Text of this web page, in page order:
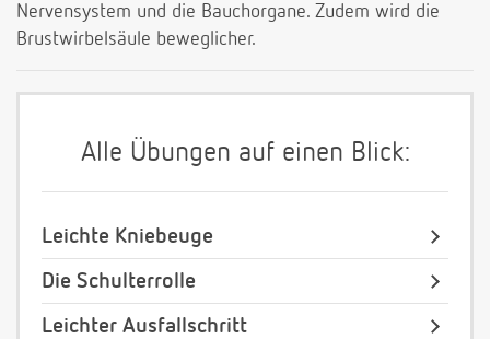
Nervensystem und die Bauchorgane. Zudem wird die
Brustwirbelsäule beweglicher.
Alle Übungen auf einen Blick:
Leichte Kniebeuge
Die Schulterrolle
Leichter Ausfallschritt